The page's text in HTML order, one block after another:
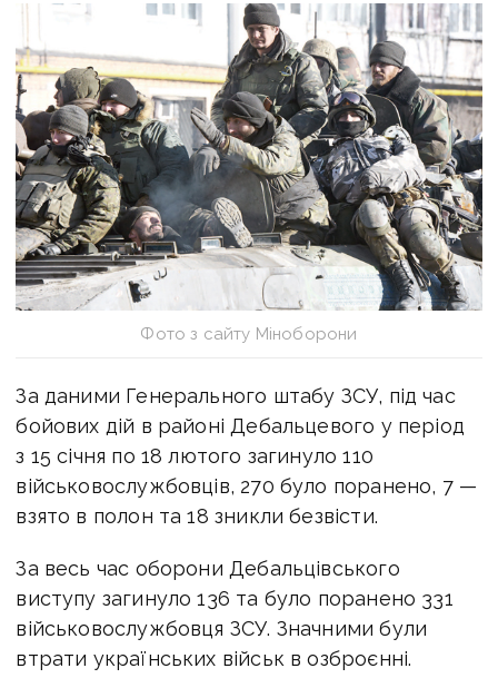
Фото з сайту Міноборони
За даними Генерального штабу ЗСУ, під час
бойових дій в районі Дебальцевого у період
з 15 січня по 18 лютого загинуло 110
військовослужбовців, 270 було поранено, 7 —
взято в полон та 18 зникли безвісти.
За весь час оборони Дебальцівського
виступу загинуло 136 та було поранено 331
військовослужбовця ЗСУ. Значними були
втрати українських військ в озброєнні.